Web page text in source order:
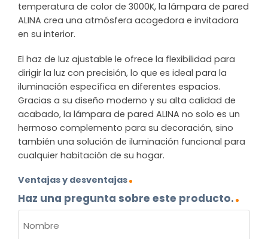
temperatura de color de 3000K, la lámpara de pared
ALINA crea una atmósfera acogedora e invitadora
en su interior.
El haz de luz ajustable le ofrece la flexibilidad para
dirigir la luz con precisión, lo que es ideal para la
iluminación específica en diferentes espacios.
Gracias a su diseño moderno y su alta calidad de
acabado, la lámpara de pared ALINA no solo es un
hermoso complemento para su decoración, sino
también una solución de iluminación funcional para
cualquier habitación de su hogar.
Ventajas y desventajas
Haz una pregunta sobre este producto.
(OBLIGATORIO)